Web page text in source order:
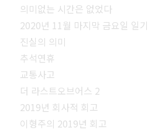
의미없는 시간은 없었다
2020년 11월 마지막 금요일 일기
진실의 의미
추석연휴
교통사고
더 라스트오브어스 2
2019년 회사적 회고
이형주의 2019년 회고